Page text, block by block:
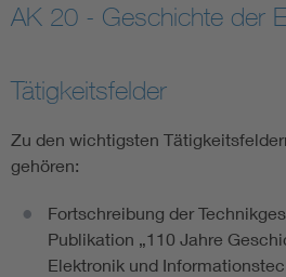
Electromobility
Energy efficiency
Energy storage
AK 20 - Geschichte der
Tätigkeitsfelder
Zu den wichtigsten
gehören:
Fortschreibung der
Publikation „110 Jahre
Elektronik und